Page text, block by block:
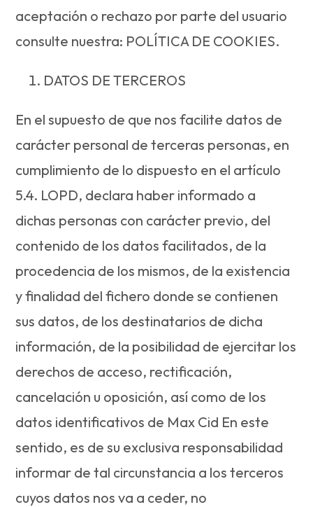
aceptación o rechazo por parte del usuario
consulte nuestra: POLÍTICA DE COOKIES.
DATOS DE TERCEROS
En el supuesto de que nos facilite datos de
carácter personal de terceras personas, en
cumplimiento de lo dispuesto en el artículo
5.4. LOPD, declara haber informado a
dichas personas con carácter previo, del
contenido de los datos facilitados, de la
procedencia de los mismos, de la existencia
y finalidad del fichero donde se contienen
sus datos, de los destinatarios de dicha
información, de la posibilidad de ejercitar los
derechos de acceso, rectificación,
cancelación u oposición, así como de los
datos identificativos de Max Cid En este
sentido, es de su exclusiva responsabilidad
informar de tal circunstancia a los terceros
cuyos datos nos va a ceder, no